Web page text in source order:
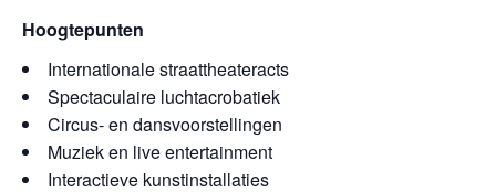
Hoogtepunten
Internationale straattheateracts
Spectaculaire luchtacrobatiek
Circus- en dansvoorstellingen
Muziek en live entertainment
Interactieve kunstinstallaties